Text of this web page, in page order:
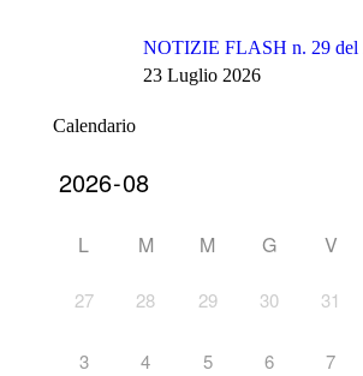
NOTIZIE FLASH n. 29 del
23 Luglio 2026
Calendario
L M M G V
27 28 29 30 31
3 4 5 6 7